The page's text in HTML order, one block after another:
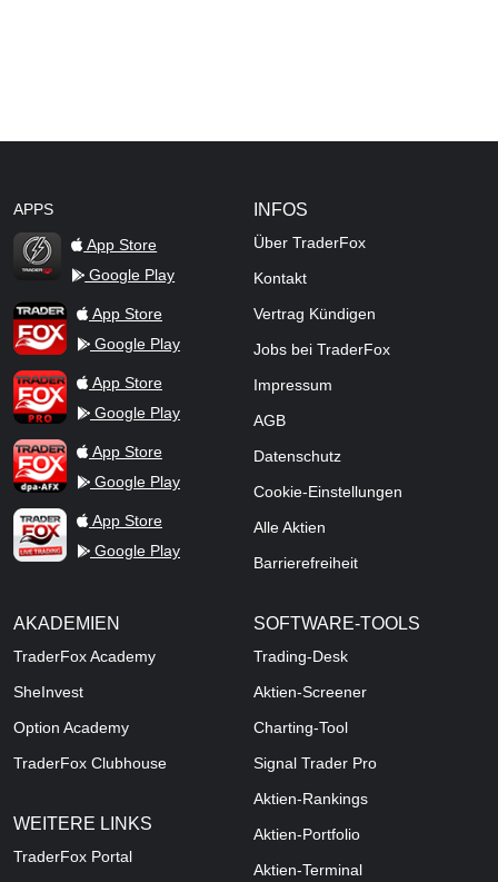
APPS
TraderFox Flash
App Store
Google Play
TraderFox AppApp Store
Google Play
TraderFox ProApp Store
Google Play
TraderFox dpa-AFX ProFeed
App Store
Google Play
TraderFox Live Trading
App Store
Google Play
INFOS
Über TraderFox
Kontakt
Vertrag Kündigen
Jobs bei TraderFox
Impressum
AGB
Datenschutz
Cookie-Einstellungen
Alle Aktien
Barrierefreiheit
AKADEMIEN
TraderFox Academy
SheInvest
Option Academy
TraderFox Clubhouse
WEITERE LINKS
TraderFox Portal
SOFTWARE-TOOLS
Trading-Desk
Aktien-Screener
Charting-Tool
Signal Trader Pro
Aktien-Rankings
Aktien-Portfolio
Aktien-Terminal